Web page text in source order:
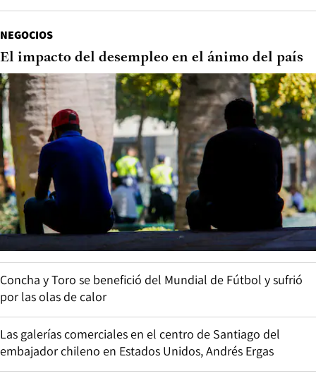
NEGOCIOS
El impacto del desempleo en el ánimo del país
Concha y Toro se benefició del Mundial de Fútbol y sufrió
por las olas de calor
Las galerías comerciales en el centro de Santiago del
embajador chileno en Estados Unidos, Andrés Ergas